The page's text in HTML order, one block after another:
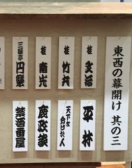
1
2
16
23
29
30